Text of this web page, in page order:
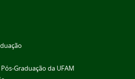
Graduação da UFAM